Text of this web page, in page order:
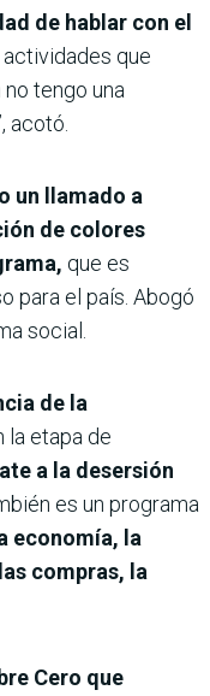
de hablar con el
que
tengo una
acotó.
un llamado a
de colores
que es
para el país. Abogó
social.
de la
la etapa de
a la desersión
es un programa
economía, la
compras, la
Cero que